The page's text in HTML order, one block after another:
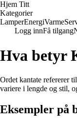
Hjem Titt
Kategorier
LamperEnergiVarme
Logg innFå tilgang
Hva betyr
Ordet kantate refererer
variere i lengde og stil,
Eksempler på